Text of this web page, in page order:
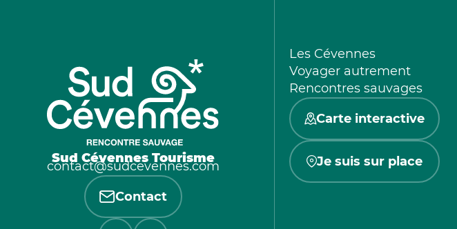
Sud Cévennes Tourisme
contact@sudcevennes.com
Contact
Les Cévennes
Voyager autrement
Rencontres sauvages
Carte interactive
Je suis sur place